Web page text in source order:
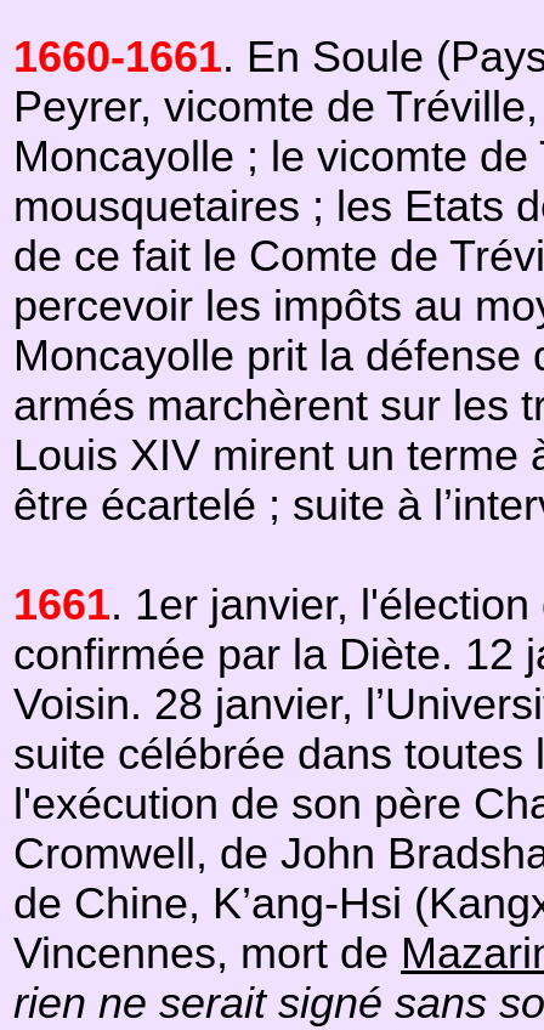
1660-1661. En Soule
Peyrer, vicomte de
Moncayolle ; le vicomte
mousquetaires ; les Etats
de ce fait le Comte de
percevoir les impôts au
Moncayolle prit la
armés marchèrent sur les
Louis XIV mirent un terme
être écartelé ; suite à
1661. 1er janvier,
confirmée par la Diète. 12
Voisin. 28 janvier,
suite célébrée dans
l'exécution de son père
Cromwell, de John
de Chine, K’ang-Hsi
Vincennes, mort de
rien ne serait signé sans